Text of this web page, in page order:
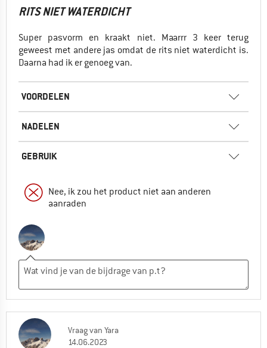
RITS NIET WATERDICHT
Super pasvorm en kraakt niet. Maarrr 3 keer terug
geweest met andere jas omdat de rits niet waterdicht is.
Daarna had ik er genoeg van.
VOORDELEN
NADELEN
GEBRUIK
Nee, ik zou het product niet aan anderen
aanraden
Vraagvan Yara
14.06.2023